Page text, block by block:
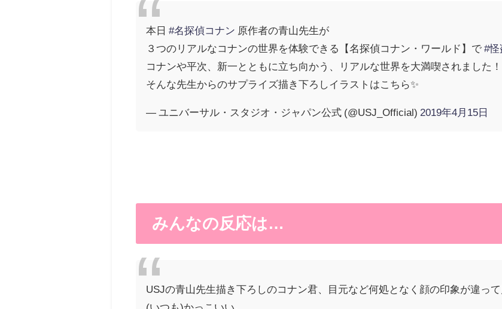
本日#名探偵コナン 原作者の青山先生が
３つのリアルなコナンの世界を体験できる【名探偵コナン・ワールド】で#怪
コナンや平次、新一とともに立ち向かう、リアルな世界を大満喫されました
そんな先生からのサプライズ描き下ろしイラストはこちら✨
— ユニバーサル・スタジオ・ジャパン公式 (@USJ_Official) 2019年4月15日
みんなの反応は…
USJの青山先生描き下ろしのコナン君、目元など何処となく顔の印象が違っ
(いつも)かっこいい。